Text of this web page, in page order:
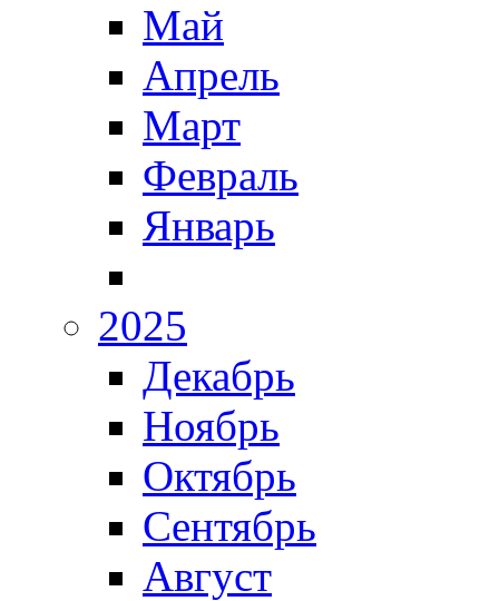
Май
Апрель
Март
Февраль
Январь
2025
Декабрь
Ноябрь
Октябрь
Сентябрь
Август